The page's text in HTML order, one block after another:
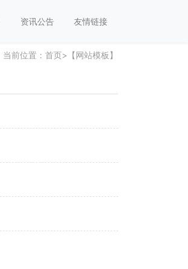
资讯公告 友情链接
当前位置： 首页> 【网站模板】